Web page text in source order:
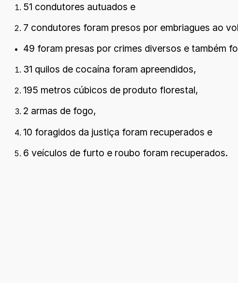
51 condutores autuados e
7 condutores foram presos por embriagues ao
49 foram presas por crimes diversos e também
31 quilos de cocaína foram apreendidos,
195 metros cúbicos de produto florestal,
2 armas de fogo,
10 foragidos da justiça foram recuperados e
6 veículos de furto e roubo foram recuperados.